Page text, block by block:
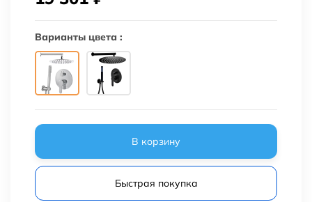
Варианты цвета :
В корзину
Быстрая покупка